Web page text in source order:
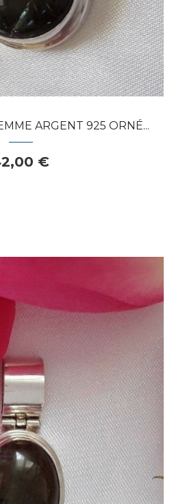
ARGENT 925 ORNÉ...
€
mon panier
RAPIDE